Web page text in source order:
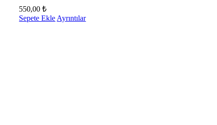
550,00₺
Sepete Ekle Ayrıntılar